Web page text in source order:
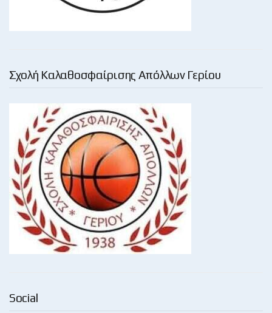
Σχολή Καλαθοσφαίρισης Απόλλων Γερίου
Social